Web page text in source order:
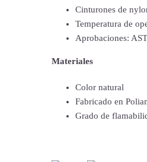
Cinturones de
Temperatura de
Aprobaciones:
Materiales
Color natural
Fabricado en
Grado de